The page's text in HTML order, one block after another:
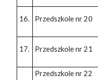
16. Przedszkole nr 20
17. Przedszkole nr 21
Przedszkole nr 22